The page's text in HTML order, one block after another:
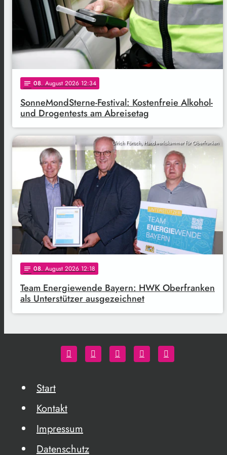
notes 08. August 2026 12:34
SonneMondSterne-Festival: Kostenfreie Alkohol-
und Drogentests am Abreisetag
Ulrich Förtsch, Handwerkskammer für Oberfranken
notes 08. August 2026 12:18
Team Energiewende Bayern: HWK Oberfranken
als Unterstützer ausgezeichnet
Start
Kontakt
Impressum
Datenschutz